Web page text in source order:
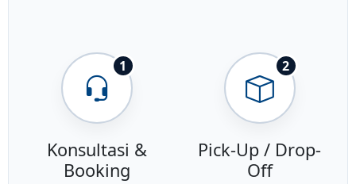
1
Konsultasi &
Booking
2
Pick-Up / Drop-
Off